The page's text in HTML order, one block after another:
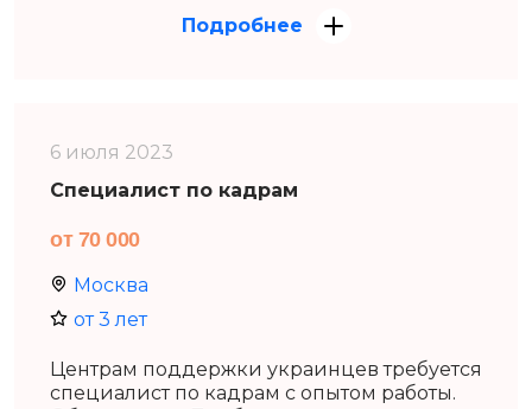
Подробнее
6 июля 2023
Специалист по кадрам
от 70 000
Москва
от 3 лет
Центрам поддержки украинцев требуется
специалист по кадрам с опытом работы.